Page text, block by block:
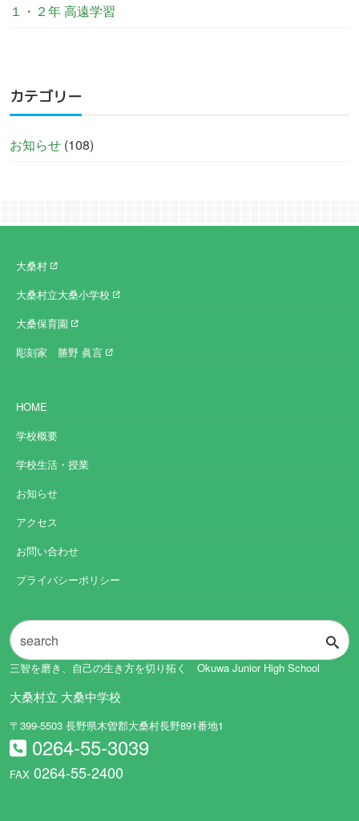
１・２年 高遠学習
カテゴリー
お知らせ (108)
大桑村
大桑村立大桑小学校
大桑保育園
彫刻家 勝野 眞言
HOME
学校概要
学校生活・授業
お知らせ
アクセス
お問い合わせ
プライバシーポリシー
三智を磨き、自己の生き方を切り拓く Okuwa Junior High School
大桑村立 大桑中学校
〒399-5503 長野県木曽郡大桑村長野891番地1
0264-55-3039
FAX 0264-55-2400